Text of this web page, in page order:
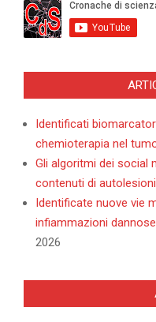
Identificati
chemioterapia nel
Gli algoritmi dei social
contenuti di
Identificate nuove vie
infiammazioni
2026